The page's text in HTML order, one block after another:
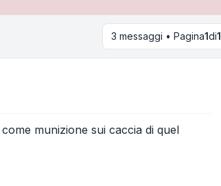
3 messaggi • Pagina1di1
munizione sui caccia di quel